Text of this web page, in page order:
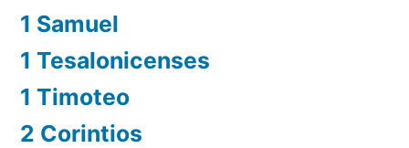
1 Samuel
1 Tesalonicenses
1 Timoteo
2 Corintios